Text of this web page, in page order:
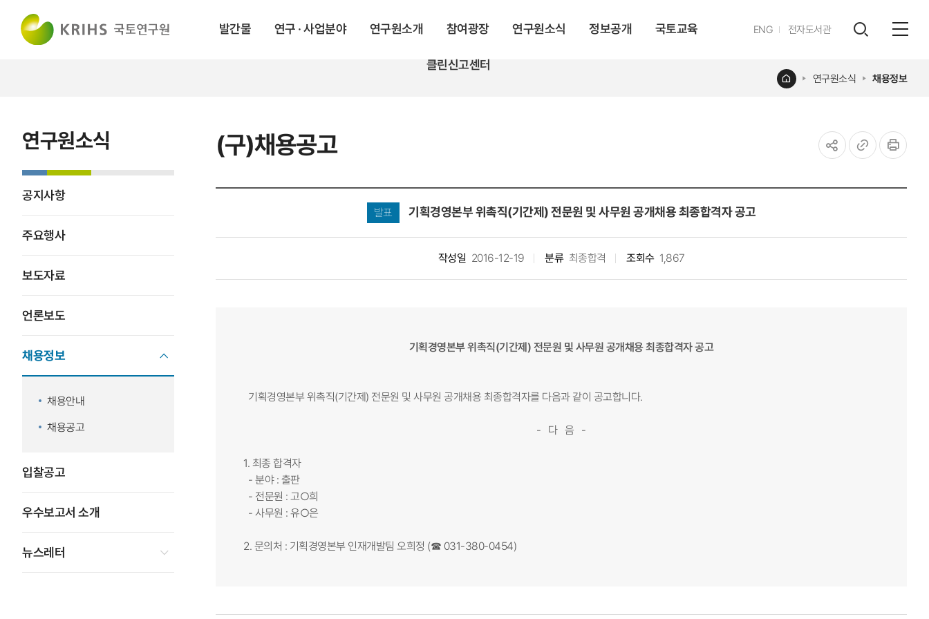
발간물 연구 · 사업분야 연구원소개 참여광장 연구원소식 정보공개 국토교육
클린신고센터
ENG영문전자도서관
레이어
(구)채용공고
홈 연구원소식 채용정보
연구원소식
공지사항
주요행사
보도자료
언론보도
채용정보
채용안내
채용공고
입찰공고
우수보고서 소개
뉴스레터
발표 기획경영본부 위촉직(기간제) 전문원 및 사무원 공개채용 최종합격자 공고
작성일 2016-12-19 분류 최종합격 조회수 1,867
기획경영본부 위촉직(기간제) 전문원 및 사무원 공개채용 최종합격자 공고
기획경영본부 위촉직(기간제) 전문원 및 사무원 공개채용 최종합격자를 다음과 같이 공고합니다.
- 다 음 -
1. 최종 합격자
- 분야 : 출판
- 전문원 : 고○희
- 사무원 : 유○은
2. 문의처 : 기획경영본부 인재개발팀 오희정 (☎ 031-380-0454)​